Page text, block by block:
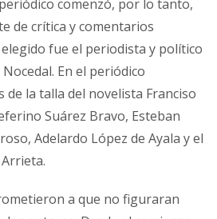
comenzó, por lo tanto,
de crítica y comentarios
fue el periodista y político
En el periódico
la talla del novelista Franciso
Suárez Bravo, Esteban
Adelardo López de Ayala y el
a que no figuraran